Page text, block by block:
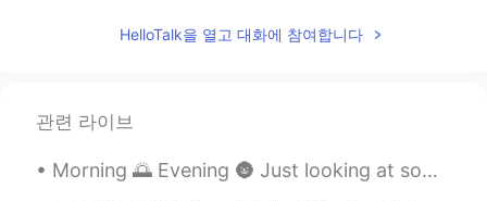
HelloTalk을 열고 대화에 참여합니다
관련 라이브
Morning 🌅 Evening 🌚 Just looking at some pictures from I took over the weekend. 📷 Even though it...